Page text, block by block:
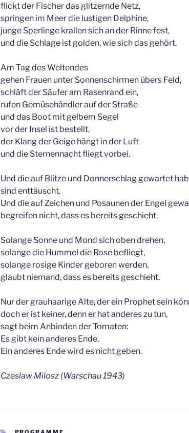
flickt der Fischer das glitzernde Netz,
springen im Meer die lustigen Delphine,
junge Sperlinge krallen sich an der Rinne fest,
und die Schlage ist golden, wie sich das gehört.
Am Tag des Weltendes
gehen Frauen unter Sonnenschirmen übers Feld,
schläft der Säufer am Rasenrand ein,
rufen Gemüsehändler auf der Straße
und das Boot mit gelbem Segel
vor der Insel ist bestellt,
der Klang der Geige hängt in der Luft
und die Sternennacht fliegt vorbei.
Und die auf Blitze und Donnerschlag gewartet
sind enttäuscht.
Und die auf Zeichen und Posaunen der Engel
begreifen nicht, dass es bereits geschieht.
Solange Sonne und Mond sich oben drehen,
solange die Hummel die Rose befliegt,
solange rosige Kinder geboren werden,
glaubt niemand, dass es bereits geschieht.
Nur der grauhaarige Alte, der ein Prophet sein
doch er ist keiner, denn er hat anderes zu tun,
sagt beim Anbinden der Tomaten:
Es gibt kein anderes Ende.
Ein anderes Ende wird es nicht geben.
Czeslaw Milosz (Warschau 1943)
KATEGORIEN